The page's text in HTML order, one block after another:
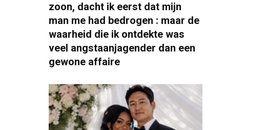
zoon, dacht ik eerst dat mijn
man me had bedrogen : maar de
waarheid die ik ontdekte was
veel angstaanjagender dan een
gewone affaire